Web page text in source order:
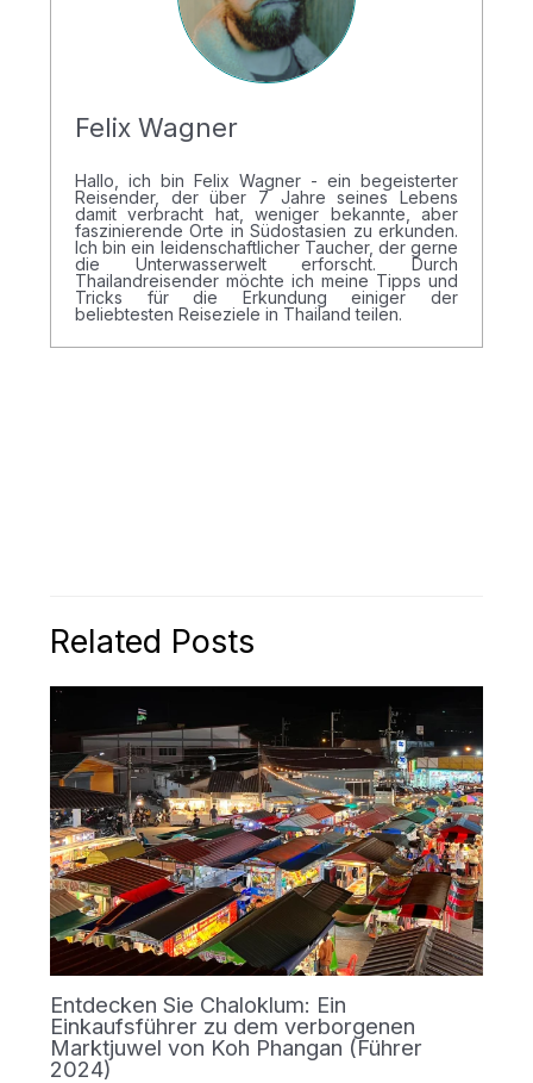
Felix Wagner
Hallo, ich bin Felix Wagner - ein begeisterter
Reisender, der über 7 Jahre seines Lebens
damit verbracht hat, weniger bekannte, aber
faszinierende Orte in Südostasien zu erkunden.
Ich bin ein leidenschaftlicher Taucher, der gerne
die Unterwasserwelt erforscht. Durch
Thailandreisender möchte ich meine Tipps und
Tricks für die Erkundung einiger der
beliebtesten Reiseziele in Thailand teilen.
Related Posts
Entdecken Sie Chaloklum: Ein
Einkaufsführer zu dem verborgenen
Marktjuwel von Koh Phangan (Führer
2024)